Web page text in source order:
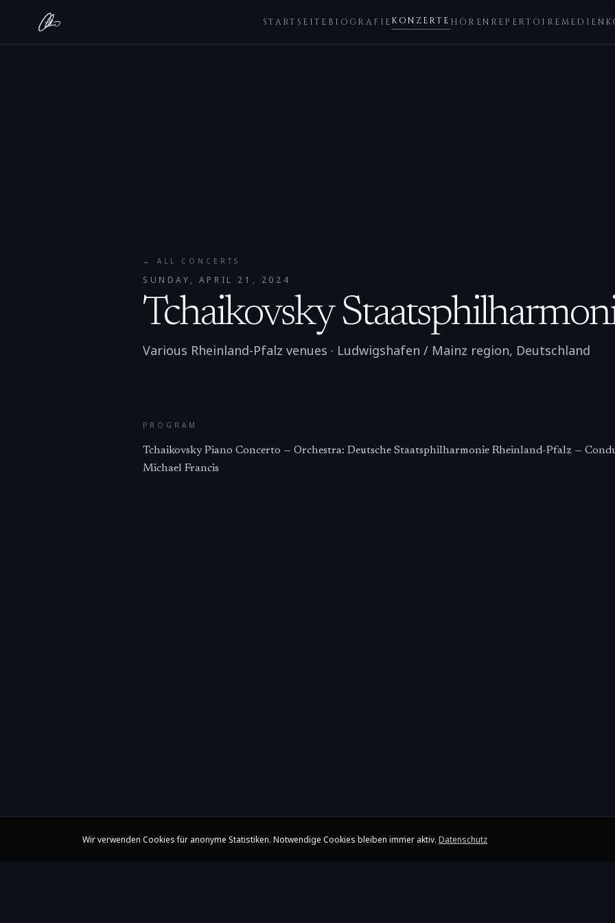
STARTSEITE BIOGRAFIEKONZERTE HÖREN REPERTOIREMEDIEN
← ALL CONCERTS
SUNDAY, APRIL 21, 2024
Tchaikovsky
Various Rheinland-Pfalz venues · Ludwigshafen / Mainz region, Deutschland
PROGRAM
Tchaikovsky Piano Concerto — Orchestra: Deutsche Staatsphilharmonie Rheinland-Pfalz —
Michael Francis
Wir verwenden Cookies für anonyme Statistiken. Notwendige Cookies bleiben immer aktiv. Datenschutz